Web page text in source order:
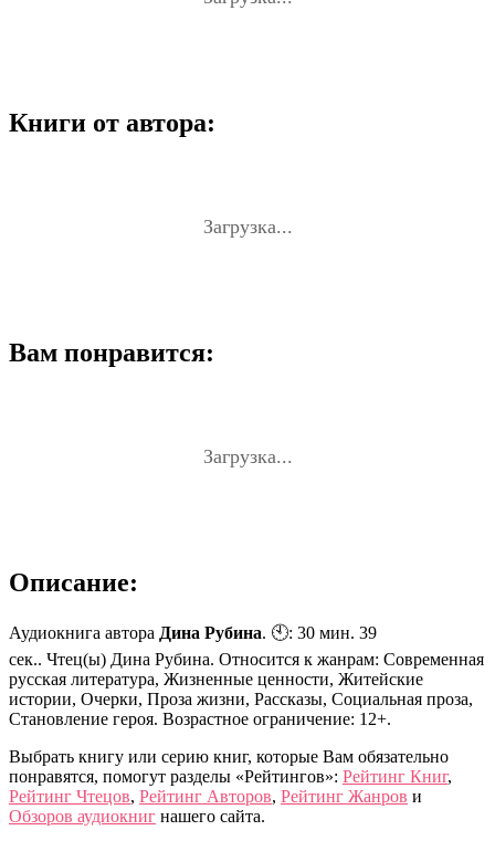
Книги от автора:
Загрузка...
Вам понравится:
Загрузка...
Описание:
Аудиокнига автора Дина Рубина. 🕙: 30 мин. 39
сек.. Чтец(ы) Дина Рубина. Относится к жанрам: Современная
русская литература, Жизненные ценности, Житейские
истории, Очерки, Проза жизни, Рассказы, Социальная проза,
Становление героя. Возрастное ограничение: 12+.
Выбрать книгу или серию книг, которые Вам обязательно
понравятся, помогут разделы «Рейтингов»: Рейтинг Книг,
Рейтинг Чтецов, Рейтинг Авторов, Рейтинг Жанров и
Обзоров аудиокниг нашего сайта.